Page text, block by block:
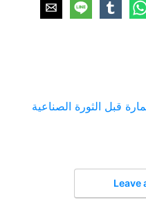
قبل الثورة الصناعية
Leave